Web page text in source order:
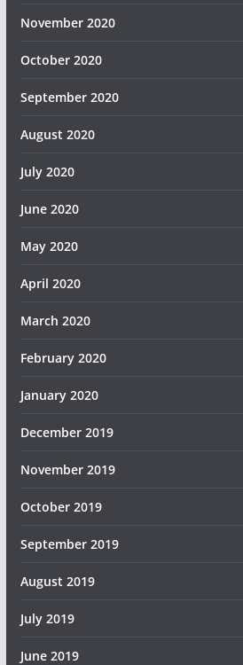
November 2020
October 2020
September 2020
August 2020
July 2020
June 2020
May 2020
April 2020
March 2020
February 2020
January 2020
December 2019
November 2019
October 2019
September 2019
August 2019
July 2019
June 2019